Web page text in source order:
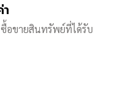
ซื้อขายสินทรัพย์ที่ได้รับ